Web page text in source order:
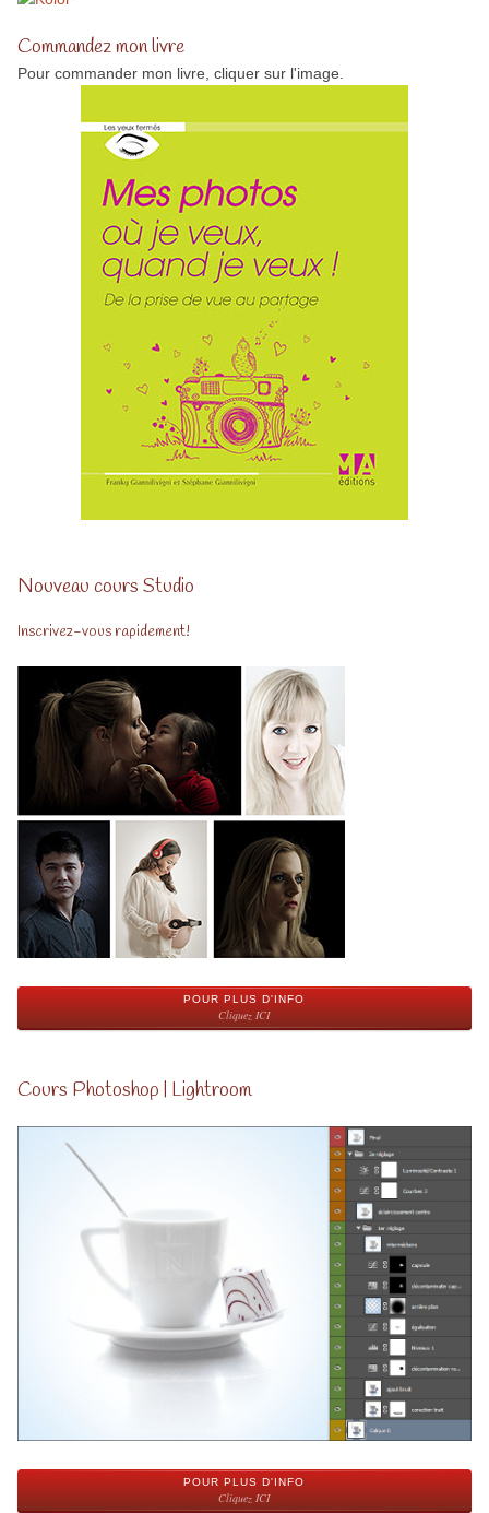
Commandez mon livre
Pour commander mon livre, cliquer sur l'image.
Nouveau cours Studio
Inscrivez-vous rapidement!
POUR PLUS D'INFO
Cliquez ICI
Cours Photoshop | Lightroom
POUR PLUS D'INFO
Cliquez ICI